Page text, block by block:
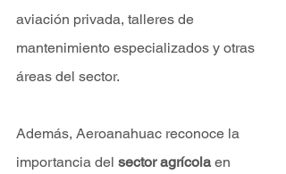
aviación privada, talleres de
mantenimiento especializados y otras
áreas del sector.
Además, Aeroanahuac reconoce la
importancia del sector agrícola en